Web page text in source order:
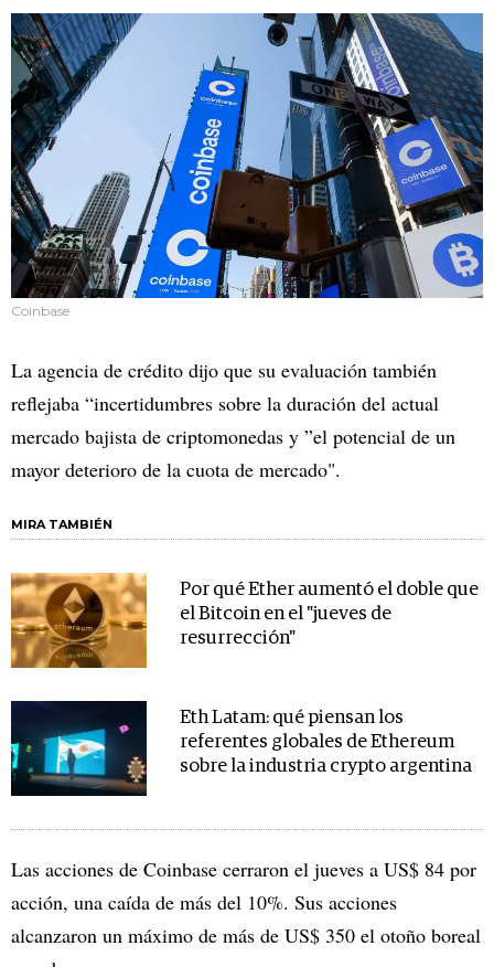
Coinbase
La agencia de crédito dijo que su evaluación también
reflejaba “incertidumbres sobre la duración del actual
mercado bajista de criptomonedas y ”el potencial de un
mayor deterioro de la cuota de mercado".
MIRA TAMBIÉN
Por qué Ether aumentó el doble que
el Bitcoin en el "jueves de
resurrección"
Eth Latam: qué piensan los
referentes globales de Ethereum
sobre la industria crypto argentina
Las acciones de Coinbase cerraron el jueves a US$ 84 por
acción, una caída de más del 10%. Sus acciones
alcanzaron un máximo de más de US$ 350 el otoño boreal